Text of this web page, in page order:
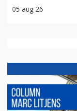
05 aug 26